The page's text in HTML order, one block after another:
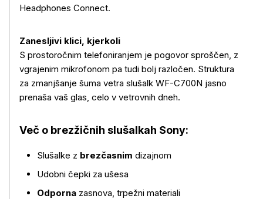
Headphones Connect.
Zanesljivi klici, kjerkoli
S prostoročnim telefoniranjem je pogovor sproščen, z
vgrajenim mikrofonom pa tudi bolj razločen. Struktura
za zmanjšanje šuma vetra slušalk WF-C700N jasno
prenaša vaš glas, celo v vetrovnih dneh.
Več o brezžičnih slušalkah Sony:
Slušalke z brezčasnim dizajnom
Udobni čepki za ušesa
Odporna zasnova, trpežni materiali